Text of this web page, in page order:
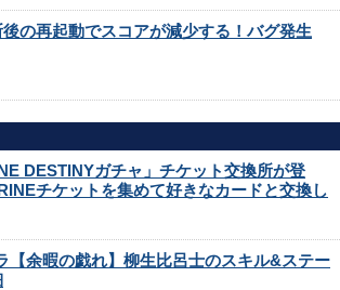
の再起動でスコアが減少する！バグ発生
DESTINYガチャ」チケット交換所が登
チケットを集めて好きなカードと交換し
【余暇の戯れ】柳生比呂士のスキル&ステー